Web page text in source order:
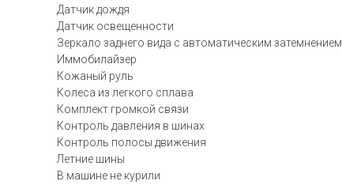
Датчик дождя
Датчик освещенности
Зеркало заднего вида с автоматическим затемнением
Иммобилайзер
Кожаный руль
Колеса из легкого сплава
Комплект громкой связи
Контроль давления в шинах
Контроль полосы движения
Летние шины
В машине не курили